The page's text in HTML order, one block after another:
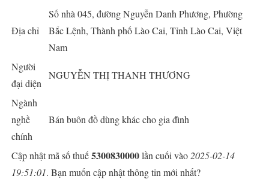
Địa chỉ
Số nhà 045, đường Nguyễn Danh Phương, Phường
Bắc Lệnh, Thành phố Lào Cai, Tỉnh Lào Cai, Việt
Nam
Người
đại diện
NGUYỄN THỊ THANH THƯƠNG
Ngành
nghề
chính
Bán buôn đồ dùng khác cho gia đình
Cập nhật mã số thuế5300830000lần cuối vào 2025-02-14
19:51:01. Bạn muốn cập nhật thông tin mới nhất?